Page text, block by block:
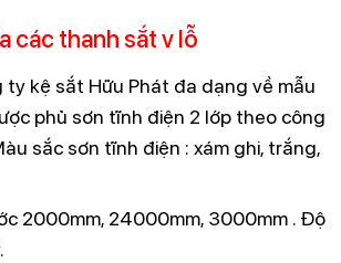
các thanh sắt v lỗ
ty kệ sắt Hữu Phát đa dạng về mẫu
phủ sơn tĩnh điện 2 lớp theo công
sắc sơn tĩnh điện : xám ghi, trắng,
2000mm, 24000mm, 3000mm . Độ